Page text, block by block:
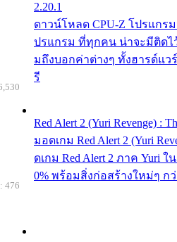
2.20.1
ดาวน์โหลด CPU-Z โปรแกร
ปรแกรม ที่ทุกคน น่าจะมีติดไ
มถึงบอกค่าต่างๆ ทั้งฮารด์แว
รี
Red Alert 2 (Yuri Revenge) :
มอดเกม Red Alert 2 (Yuri
ดเกม Red Alert 2 ภาค Yuri
0% พร้อมสิ่งก่อสร้างใหม่ๆ ก
476